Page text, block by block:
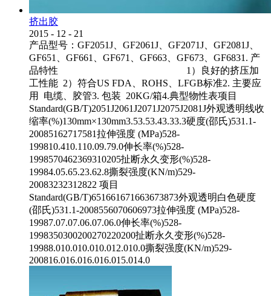
挤出胶
2015 - 12 - 21
产品型号：GF2051J、GF2061J、GF2071J、GF2081J、
GF651、GF661、GF671、GF663、GF673、GF6831. 产
品特性 1）良好的挤压加
工性能 2）符合US FDA、ROHS、LFGB标准2. 主要应
用 电缆、胶管3. 包装 20KG/箱4.典型物性表项目
Standard(GB/T)2051J2061J2071J2075J2081J外观透明线收
缩率(%)130mm×130mm3.53.53.43.33.3硬度(邵氏)531.1-
20085162717581拉伸强度 (MPa)528-
199810.410.110.09.79.0伸长率(%)528-
1998570462369310205扯断永久变形(%)528-
19984.05.65.23.62.8撕裂强度(KN/m)529-
20083232312822 项目
Standard(GB/T)651661671663673873外观透明白色硬度
(邵氏)531.1-2008556070606973拉伸强度 (MPa)528-
19987.07.07.06.07.06.0伸长率(%)528-
1998350300200270220200扯断永久变形(%)528-
19988.010.010.010.012.010.0撕裂强度(KN/m)529-
200816.016.016.016.015.014.0